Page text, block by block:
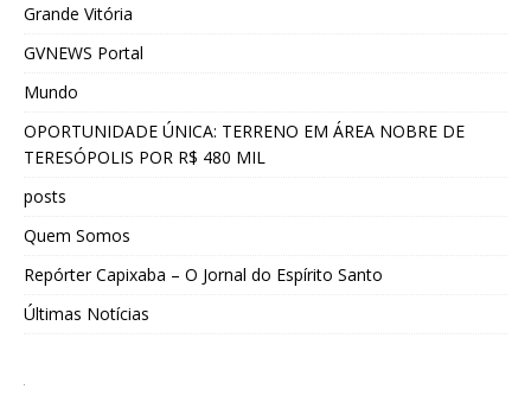
Grande Vitória
GVNEWS Portal
Mundo
OPORTUNIDADE ÚNICA: TERRENO EM ÁREA NOBRE DE
TERESÓPOLIS POR R$ 480 MIL
posts
Quem Somos
Repórter Capixaba – O Jornal do Espírito Santo
Últimas Notícias